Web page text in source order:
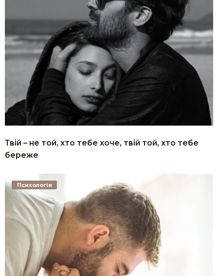
Твій – не той, хто тебе хоче, твій той, хто тебе
береже
Психологія